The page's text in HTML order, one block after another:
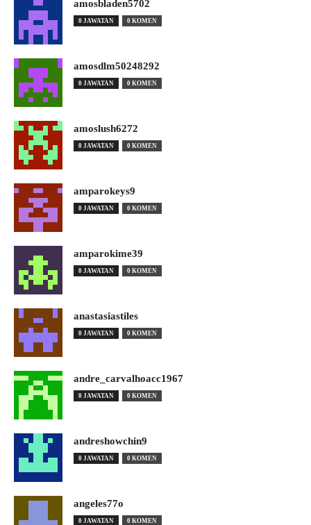
amosbladen5702
0 JAWATAN 0 KOMEN
amosdlm50248292
0 JAWATAN 0 KOMEN
amoslush6272
0 JAWATAN 0 KOMEN
amparokeys9
0 JAWATAN 0 KOMEN
amparokime39
0 JAWATAN 0 KOMEN
anastasiastiles
0 JAWATAN 0 KOMEN
andre_carvalhoacc1967
0 JAWATAN 0 KOMEN
andreshowchin9
0 JAWATAN 0 KOMEN
angeles77o
0 JAWATAN 0 KOMEN